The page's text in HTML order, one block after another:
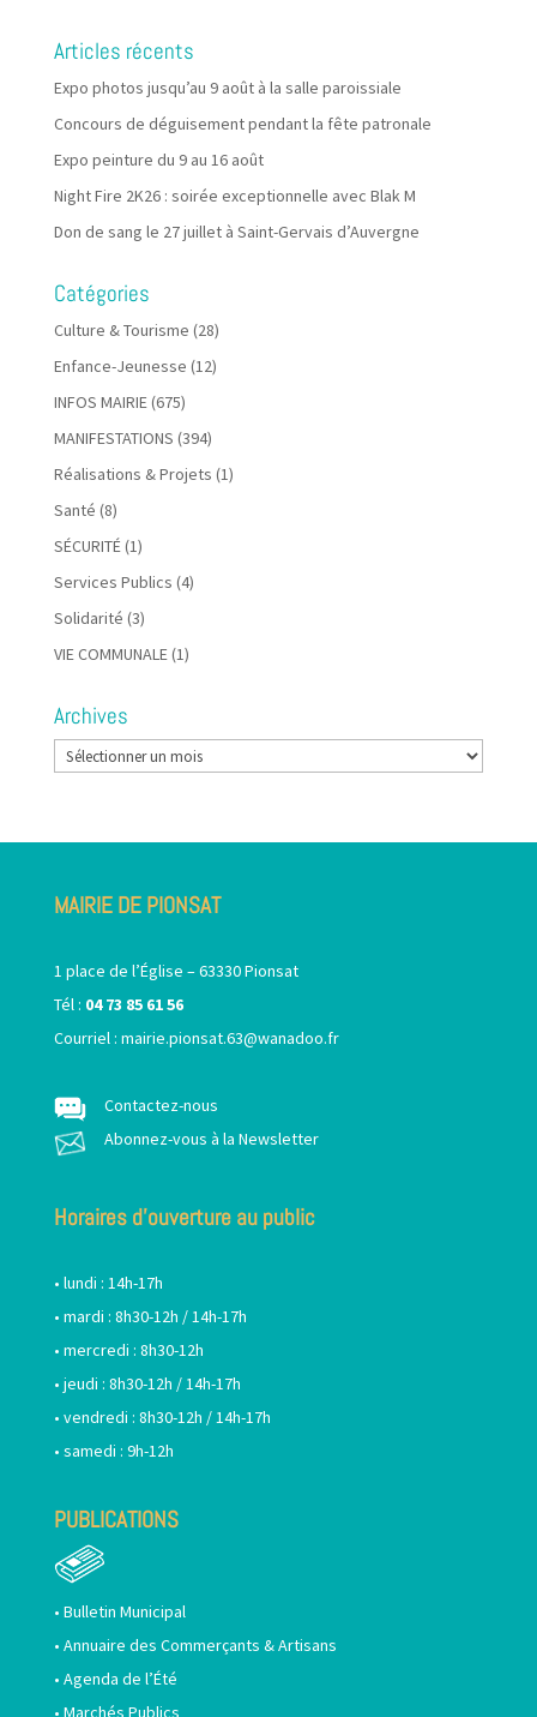
Articles récents
Expo photos jusqu’au 9 août à la salle paroissiale
Concours de déguisement pendant la fête patronale
Expo peinture du 9 au 16 août
Night Fire 2K26 : soirée exceptionnelle avec Blak M
Don de sang le 27 juillet à Saint-Gervais d’Auvergne
Catégories
Culture & Tourisme (28)
Enfance-Jeunesse (12)
INFOS MAIRIE(675)
MANIFESTATIONS (394)
Réalisations & Projets (1)
Santé (8)
SÉCURITÉ(1)
Services Publics (4)
Solidarité (3)
VIE COMMUNALE(1)
Archives
Archives
MAIRIE DE PIONSAT
1 place de l’Église – 63330 Pionsat
Tél : 04 73 85 61 56
Courriel : mairie.pionsat.63@wanadoo.fr
Contactez-nous
Abonnez-vous à la Newsletter
Horaires d’ouverture au public
• lundi : 14h-17h
• mardi : 8h30-12h / 14h-17h
• mercredi : 8h30-12h
• jeudi : 8h30-12h / 14h-17h
• vendredi : 8h30-12h / 14h-17h
• samedi : 9h-12h
PUBLICATIONS
• Bulletin Municipal
• Annuaire des Commerçants & Artisans
• Agenda de l’Été
• Marchés Publics